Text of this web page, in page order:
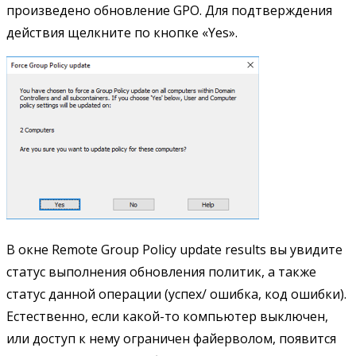
произведено обновление GPO. Для подтверждения
действия щелкните по кнопке «Yes».
В окне Remote Group Policy update results вы увидите
статус выполнения обновления политик, а также
статус данной операции (успех/ ошибка, код ошибки).
Естественно, если какой-то компьютер выключен,
или доступ к нему ограничен файерволом, появится